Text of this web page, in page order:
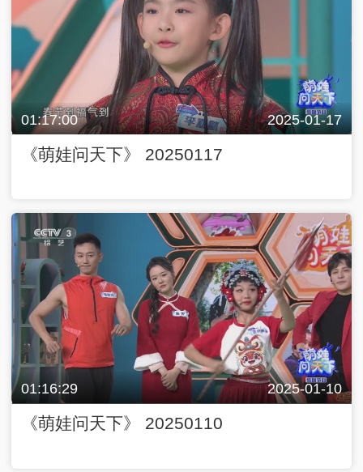
01:17:00 2025-01-17
《萌娃问天下》 20250117
01:16:29 2025-01-10
《萌娃问天下》 20250110